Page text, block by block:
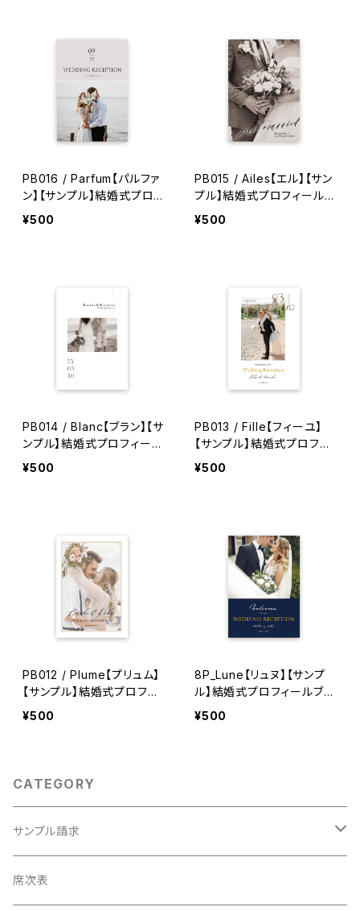
PB016 / Parfum【パルファ
ン】【サンプル】結婚式プロフ
ィールブック
¥500
PB015 / Ailes【エル】【サン
プル】結婚式プロフィールブ
ック
¥500
PB014 / Blanc【ブラン】【サ
ンプル】結婚式プロフィール
ブック
¥500
PB013 / Fille【フィーユ】
【サンプル】結婚式プロフィ
ールブック
¥500
PB012 / Plume【プリュム】
【サンプル】結婚式プロフィ
ールブック
¥500
8P_Lune【リュヌ】【サンプ
ル】結婚式プロフィールブッ
ク
¥500
CATEGORY
サンプル請求
席次表
席次表